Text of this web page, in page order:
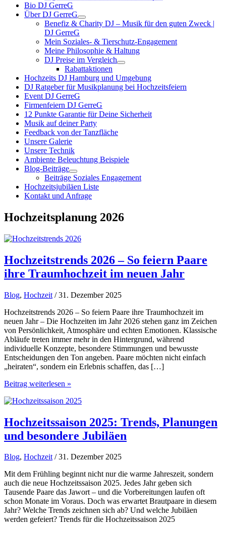
Bio DJ GerreG
Über DJ GerreG
Benefiz & Charity DJ – Musik für den guten Zweck |
DJ GerreG
Mein Soziales- & Tierschutz-Engagement
Meine Philosophie & Haltung
DJ Preise im Vergleich
Rabattaktionen
Hochzeits DJ Hamburg und Umgebung
DJ Ratgeber für Musikplanung bei Hochzeitsfeiern
Event DJ GerreG
Firmenfeiern DJ GerreG
12 Punkte Garantie für Deine Sicherheit
Musik auf deiner Party
Feedback von der Tanzfläche
Unsere Galerie
Unsere Technik
Ambiente Beleuchtung Beispiele
Blog-Beiträge
Beiträge Soziales Engagement
Hochzeitsjubiläen Liste
Kontakt und Anfrage
Hochzeitsplanung 2026
Hochzeitstrends 2026 – So feiern Paare
ihre Traumhochzeit im neuen Jahr
Blog, Hochzeit / 31. Dezember 2025
Hochzeitstrends 2026 – So feiern Paare ihre Traumhochzeit im
neuen Jahr – Die Hochzeiten im Jahr 2026 stehen ganz im Zeichen
von Persönlichkeit, Atmosphäre und echten Emotionen. Klassische
Abläufe treten immer mehr in den Hintergrund, während
individuelle Konzepte, besondere Stimmungen und bewusste
Entscheidungen den Ton angeben. Paare möchten nicht einfach
„heiraten“, sondern ein Erlebnis schaffen, das […]
Hochzeitstrends
–
feiern
Paare
ihre
im
Jahr
Beitrag weiterlesen »
Hochzeitssaison 2025: Trends, Planungen
und besondere Jubiläen
Blog, Hochzeit/ 31. Dezember 2025
Mit dem Frühling beginnt nicht nur die warme Jahreszeit, sondern
auch die neue Hochzeitssaison 2025. Jedes Jahr geben sich
Tausende Paare das Jawort – und die Vorbereitungen laufen oft
schon Monate im Voraus. Doch was erwartet Brautpaare in diesem
Jahr? Welche Trends zeichnen sich ab? Und welche Jubiläen
werden gefeiert? Trends für die Hochzeitssaison 2025